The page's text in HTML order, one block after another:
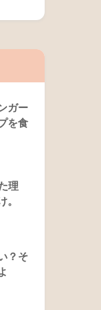
ガー
を食
理
。
？そ